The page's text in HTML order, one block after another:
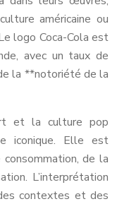
américaine ou
logo Coca-Cola est
avec un taux de
la **notoriété de la
et la culture pop
iconique. Elle est
de la
L’interprétation
contextes et des